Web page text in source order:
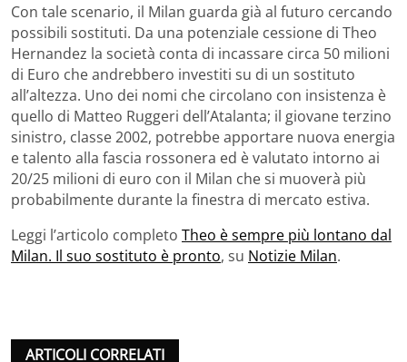
Con tale scenario, il Milan guarda già al futuro cercando
possibili sostituti. Da una potenziale cessione di Theo
Hernandez la società conta di incassare circa 50 milioni
di Euro che andrebbero investiti su di un sostituto
all’altezza. Uno dei nomi che circolano con insistenza è
quello di Matteo Ruggeri dell’Atalanta; il giovane terzino
sinistro, classe 2002, potrebbe apportare nuova energia
e talento alla fascia rossonera ed è valutato intorno ai
20/25 milioni di euro con il Milan che si muoverà più
probabilmente durante la finestra di mercato estiva.
Leggi l’articolo completo Theo è sempre più lontano dal
Milan. Il suo sostituto è pronto, su Notizie Milan.
ARTICOLI CORRELATI